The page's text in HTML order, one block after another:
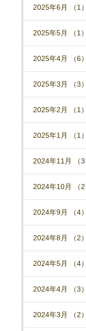
2025年6月 （1）
2025年5月 （1）
2025年4月 （6）
2025年3月 （3）
2025年2月 （1）
2025年1月 （1）
2024年11月 （3
2024年10月 （2
2024年9月 （4）
2024年8月 （2）
2024年5月 （4）
2024年4月 （3）
2024年3月 （2）